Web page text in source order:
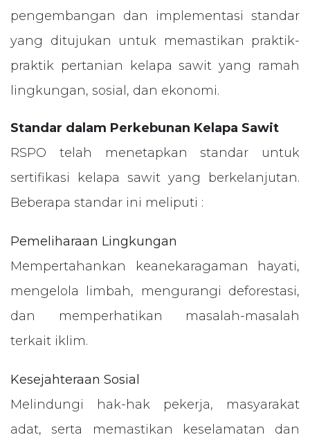
pengembangan dan implementasi standar
yang ditujukan untuk memastikan praktik-
praktik pertanian kelapa sawit yang ramah
lingkungan, sosial, dan ekonomi.
Standar dalam Perkebunan Kelapa Sawit
RSPO telah menetapkan standar untuk
sertifikasi kelapa sawit yang berkelanjutan.
Beberapa standar ini meliputi :
Pemeliharaan Lingkungan
Mempertahankan keanekaragaman hayati,
mengelola limbah, mengurangi deforestasi,
dan memperhatikan masalah-masalah
terkait iklim.
Kesejahteraan Sosial
Melindungi hak-hak pekerja, masyarakat
adat, serta memastikan keselamatan dan